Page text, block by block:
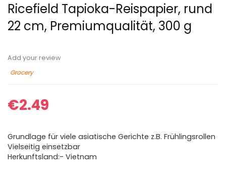
Ricefield Tapioka-Reispapier, rund
22 cm, Premiumqualität, 300 g
Add your review
Grocery
€2.49
Grundlage für viele asiatische Gerichte z.B. Frühlingsrollen
Vielseitig einsetzbar
Herkunftsland:- Vietnam